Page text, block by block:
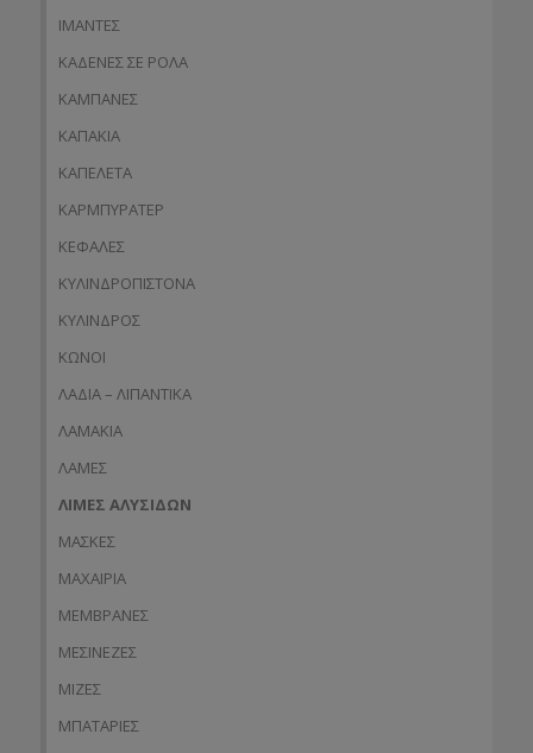
ΙΜΑΝΤΕΣ
ΚΑΔΕΝΕΣ ΣΕ ΡΟΛΑ
ΚΑΜΠΑΝΕΣ
ΚΑΠΑΚΙΑ
ΚΑΠΕΛΕΤΑ
ΚΑΡΜΠΥΡΑΤΕΡ
ΚΕΦΑΛΕΣ
ΚΥΛΙΝΔΡΟΠΙΣΤΟΝΑ
ΚΥΛΙΝΔΡΟΣ
ΚΩΝΟΙ
ΛΑΔΙΑ – ΛΙΠΑΝΤΙΚΑ
ΛΑΜΑΚΙΑ
ΛΑΜΕΣ
ΛΙΜΕΣ ΑΛΥΣΙΔΩΝ
ΜΑΣΚΕΣ
ΜΑΧΑΙΡΙΑ
ΜΕΜΒΡΑΝΕΣ
ΜΕΣΙΝΕΖΕΣ
ΜΙΖΕΣ
ΜΠΑΤΑΡΙΕΣ